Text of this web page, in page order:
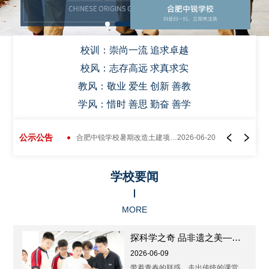
校训：崇尚一流 追求卓越
校风：志存高远 求真求实
教风：敬业 爱生 创新 善教
学风：惜时 善思 勤奋 善学
公示公告
合肥中锐学校操场改造工程招标公告2026-05-18 合肥中锐学校暑期改造土建项目招标公告2026-06-20
学校要闻
MORE
探科学之奇 品非遗之美——合肥中锐学校初中部精品班开展科学探究实践活动
2026-06-09